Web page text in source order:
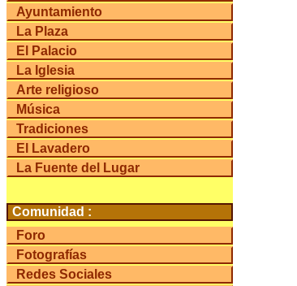
Ayuntamiento
La Plaza
El Palacio
La Iglesia
Arte religioso
Música
Tradiciones
El Lavadero
La Fuente del Lugar
Comunidad :
Foro
Fotografías
Redes Sociales